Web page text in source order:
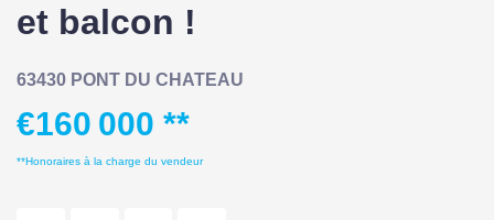
et balcon !
63430 PONT DU CHATEAU
€160 000 **
**Honoraires à la charge du vendeur